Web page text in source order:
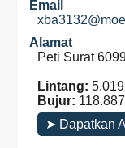
Email
Alamat
Peti Surat
Lintang:
Bujur:
➤ Dapatkan